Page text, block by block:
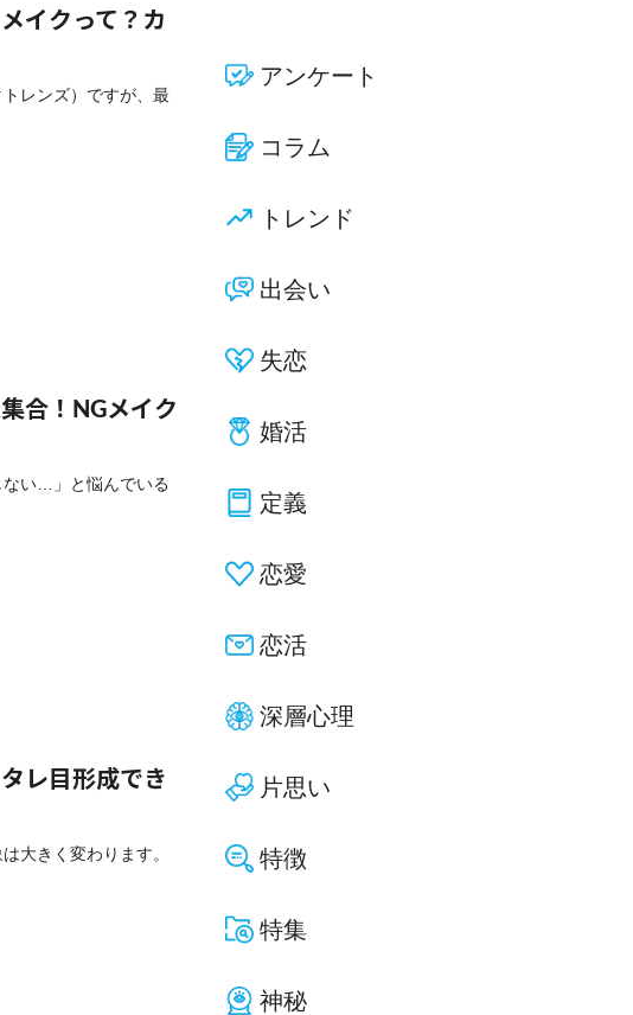
イクって？カ
レンズ）ですが、最
合！NGメイク
ない…」と悩んでいる
レ目形成でき
大きく変わります。
アンケート
コラム
トレンド
出会い
失恋
婚活
定義
恋愛
恋活
深層心理
片思い
特徴
特集
神秘